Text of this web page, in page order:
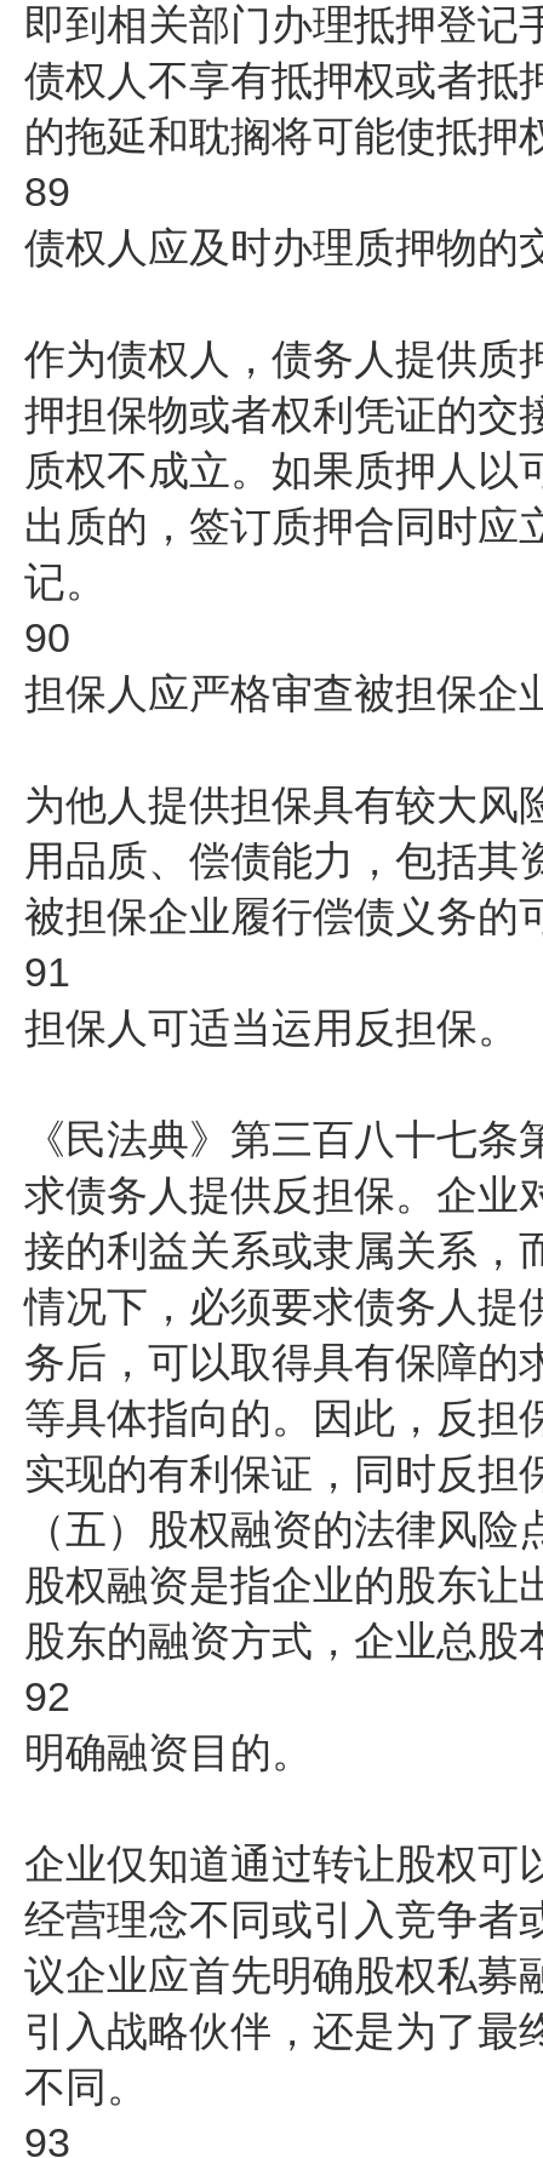
即到相关部门办理抵押登记
债权人不享有抵押权或者抵
的拖延和耽搁将可能使抵押
89
债权人应及时办理质押物的
作为债权人，债务人提供质
押担保物或者权利凭证的交
质权不成立。如果质押人以
出质的，签订质押合同时应
记。
90
担保人应严格审查被担保企
为他人提供担保具有较大风
用品质、偿债能力，包括其
被担保企业履行偿债义务的
91
担保人可适当运用反担保。
《民法典》第三百八十七
求债务人提供反担保。企业
接的利益关系或隶属关系，
情况下，必须要求债务人提
务后，可以取得具有保障的
等具体指向的。因此，反担
实现的有利保证，同时反担
（五）股权融资的法律风险
股权融资是指企业的股东让
股东的融资方式，企业总股
92
明确融资目的。
企业仅知道通过转让股权可
经营理念不同或引入竞争者
议企业应首先明确股权私募
引入战略伙伴，还是为了最
不同。
93